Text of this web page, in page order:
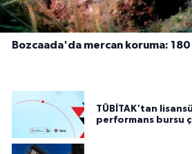
Bozcaada'da mercan koruma:
TÜBİTAK'tan
performans bursu